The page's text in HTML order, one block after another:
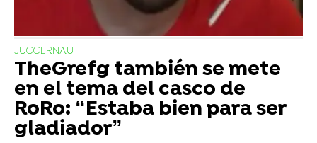
JUGGERNAUT
TheGrefg también se mete
en el tema del casco de
RoRo: “Estaba bien para ser
gladiador”